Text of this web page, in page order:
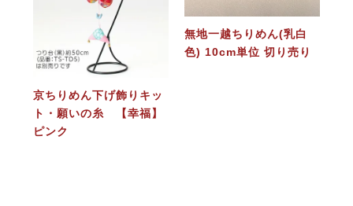
京ちりめん下げ飾りキッ
ト・願いの糸 【幸福】
ピンク
無地一越ちりめん(乳白
色) 10cm単位 切り売り